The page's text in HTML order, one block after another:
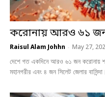
করোনায় আরও ৬১ জন
Raisul Alam Johhn - May 27,
দেশে গত একদিনে আরও ৬১ জন করোনায়
মহানগরীর এবং ৪ জন সিলেট জেলার